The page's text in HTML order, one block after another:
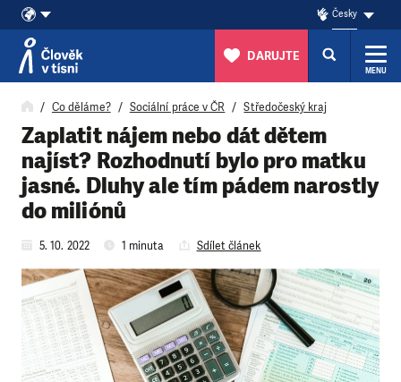
Přeskočit na obsah
Česky
DARUJTE
MENU
Co děláme? Sociální práce v ČR Středočeský kraj
Zaplatit nájem nebo dát dětem
najíst? Rozhodnutí bylo pro matku
jasné. Dluhy ale tím pádem narostly
do miliónů
5. 10. 2022 1 minuta Sdílet článek